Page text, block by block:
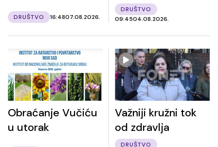
DRUŠTVO 16:4807.08.2026.
DRUŠTVO
09:4504.08.2026.
Obraćanje Vučiću
u utorak
Važniji kružni tok
od zdravlja
DRUŠTVO